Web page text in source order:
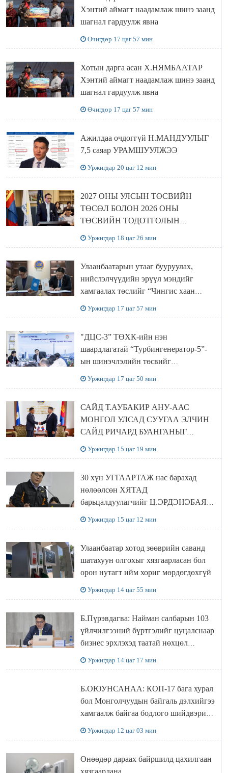
Хэнтий аймагт наадамлаж шинэ заанд
шагнал гардуулж явна
Өчигдөр 17 цаг 57 мин
Хотын дарга асан Х.НЯМБААТАР
Хэнтий аймагт наадамлаж шинэ заанд
шагнал гардуулж явна
Өчигдөр 17 цаг 57 мин
Ажилдаа очдоггүй Н.МАНДУУЛЫГ
7,5 саяар УРАМШУУЛЖЭЭ
Уржигдар 20 цаг 12 мин
2027 ОНЫ УЛСЫН ТӨСВИЙН
ТӨСӨЛ БОЛОН 2026 ОНЫ
ТӨСВИЙН ТОДОТГОЛЫН
ТӨСЛИЙН ОЛОН НИЙТИЙН
ХЭЛЭЛЦҮҮЛЭГ БОЛЛОО
Уржигдар 18 цаг 26 мин
Улаанбаатарын утааг бууруулах,
нийслэлчүүдийн эрүүл мэндийг
хамгаалах төслийг “Чингис хаан
баялгийн сан нэгдэл” ХХК-тай
хамтран хэрэгжүүлнэ
Уржигдар 17 цаг 57 мин
"ДЦС-3” ТӨХК-ийн нэн
шаардлагатай “Турбингенератор-5”-
ын шинэчлэлийн төсвийг
шийдвэрлэхээр болов
Уржигдар 17 цаг 50 мин
САЙД Т.АУБАКИР АНУ-ААС
МОНГОЛ УЛСАД СУУГАА ЭЛЧИН
САЙД РИЧАРД БУАНГАНЫГ
ХҮЛЭЭН АВЧ УУЛЗЛАА
Уржигдар 15 цаг 19 мин
30 хүн УГГААРТАЖ нас барахад
нөлөөлсөн ХЯТАД
барьцалдуулагчийг Ц.ЭРДЭНЭБАЯР
захирал дахин худалдаж авахаар
болжээ
Уржигдар 15 цаг 12 мин
Улаанбаатар хотод зөөврийн саванд
шатахуун олгохыг хязгаарласан бол
орон нутагт ийм хориг мөрдөгдөхгүй
Уржигдар 14 цаг 55 мин
Б.Пүрэвдагва: Найман салбарын 103
үйлчилгээний бүртгэлийг цуцалснаар
бизнес эрхлэхэд таатай нөхцөл
бүрдэнэ
Уржигдар 14 цаг 17 мин
Б.ОЮУНСАНАА: КОП-17 бага хурал
бол Монголчуудын байгаль дэлхийгээ
хамгаалж байгаа бодлого шийдвэрийг
ДЭЛХИЙД СУРТАЛЧИЛАХ гол
бодлого
Уржигдар 12 цаг 03 мин
Өнөөдөр дараах байршилд цахилгаан